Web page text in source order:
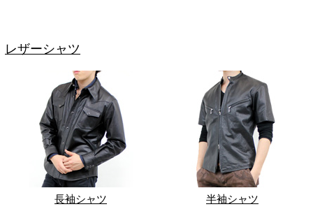
レザーシャツ
長袖シャツ 半袖シャツ